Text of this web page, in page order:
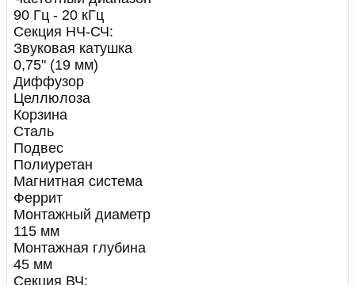
90 Гц - 20 кГц
Секция НЧ-СЧ:
Звуковая катушка
0,75" (19 мм)
Диффузор
Целлюлоза
Корзина
Сталь
Подвес
Полиуретан
Магнитная система
Феррит
Монтажный диаметр
115 мм
Монтажная глубина
45 мм
Секция ВЧ: